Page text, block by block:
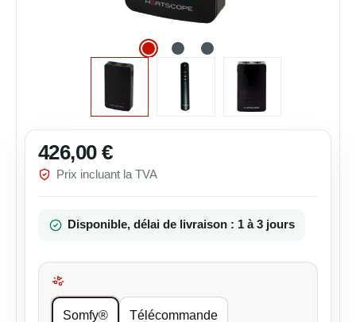
Prix régulier :
426,00 €
Prix incluant la TVA
Disponible, délai de livraison : 1 à 3 jours
Sélectionner la Modèles
Somfy® Télécommande